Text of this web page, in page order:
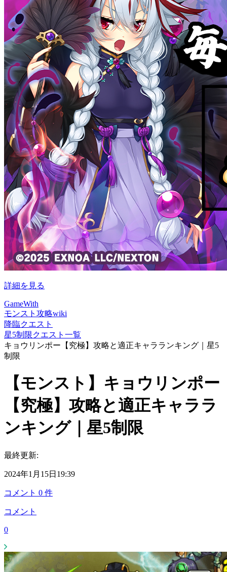
詳細を見る
GameWith
モンスト攻略wiki
降臨クエスト
星5制限クエスト一覧
キョウリンポー【究極】攻略と適正キャラランキング｜星5
制限
【モンスト】キョウリンポー
【究極】攻略と適正キャララ
ンキング｜星5制限
最終更新:
2024年1月15日19:39
コメント 0 件
コメント
0